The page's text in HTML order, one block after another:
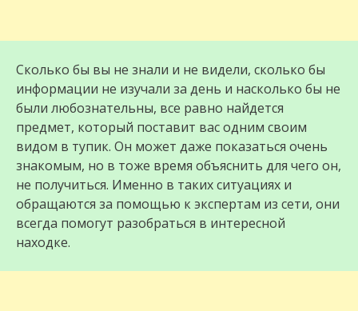
Сколько бы вы не знали и не видели, сколько бы
информации не изучали за день и насколько бы не
были любознательны, все равно найдется
предмет, который поставит вас одним своим
видом в тупик. Он может даже показаться очень
знакомым, но в тоже время объяснить для чего он,
не получиться. Именно в таких ситуациях и
обращаются за помощью к экспертам из сети, они
всегда помогут разобраться в интересной
находке.